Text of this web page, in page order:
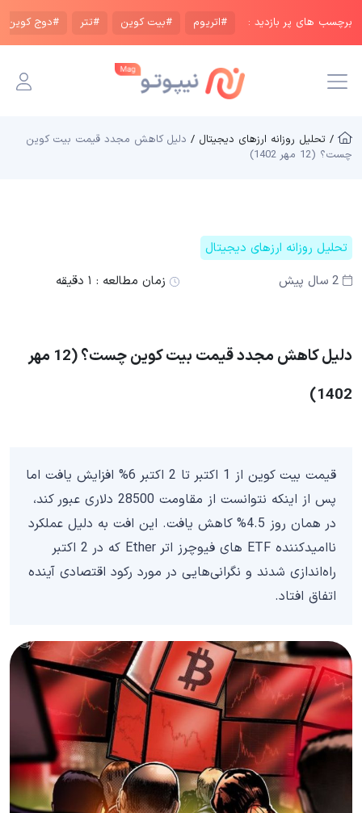
برچسب های پر بازدید : #اتریوم #بیت کوین #تتر #دوج کوین
/ تحلیل روزانه ارزهای دیجیتال / دلیل کاهش مجدد قیمت بیت کوین
چست؟ (12 مهر 1402)
تحلیل روزانه ارزهای دیجیتال
2 سال پیش
زمان مطالعه : ۱ دقیقه
دلیل کاهش مجدد قیمت بیت کوین چست؟ (12 مهر
1402)
قیمت بیت کوین از 1 اکتبر تا 2 اکتبر 6% افزایش یافت اما
پس از اینکه نتوانست از مقاومت 28500 دلاری عبور کند،
در همان روز 4.5% کاهش یافت. این افت به دلیل عملکرد
ناامیدکننده ETF های فیوچرز اتر Ether که در 2 اکتبر
راه‌اندازی شدند و نگرانی‌هایی در مورد رکود اقتصادی آینده
اتفاق افتاد.